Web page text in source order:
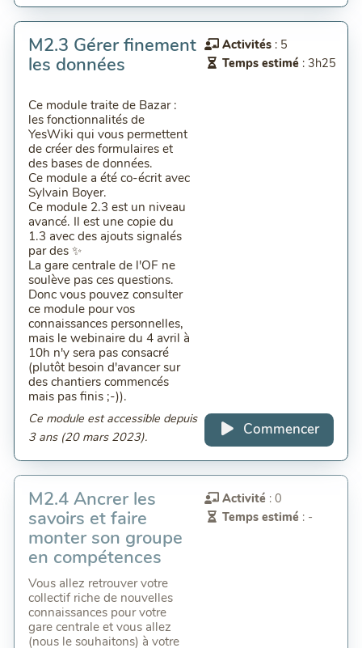
M2.3 Gérer finement
les données
Ce module traite de Bazar :
les fonctionnalités de
YesWiki qui vous permettent
de créer des formulaires et
des bases de données.
Ce module a été co-écrit avec
Sylvain Boyer.
Ce module 2.3 est un niveau
avancé. Il est une copie du
1.3 avec des ajouts signalés
par des ✨
La gare centrale de l'OF ne
soulève pas ces questions.
Donc vous pouvez consulter
ce module pour vos
connaissances personnelles,
mais le webinaire du 4 avril à
10h n'y sera pas consacré
(plutôt besoin d'avancer sur
des chantiers commencés
mais pas finis ;-)).
Ce module est accessible depuis
3 ans (20 mars 2023).
Activités : 5
Temps estimé : 3h25
Commencer
M2.4 Ancrer les
savoirs et faire
monter son groupe
en compétences
Vous allez retrouver votre
collectif riche de nouvelles
connaissances pour votre
gare centrale et vous allez
(nous le souhaitons) à votre
Activité : 0
Temps estimé : -